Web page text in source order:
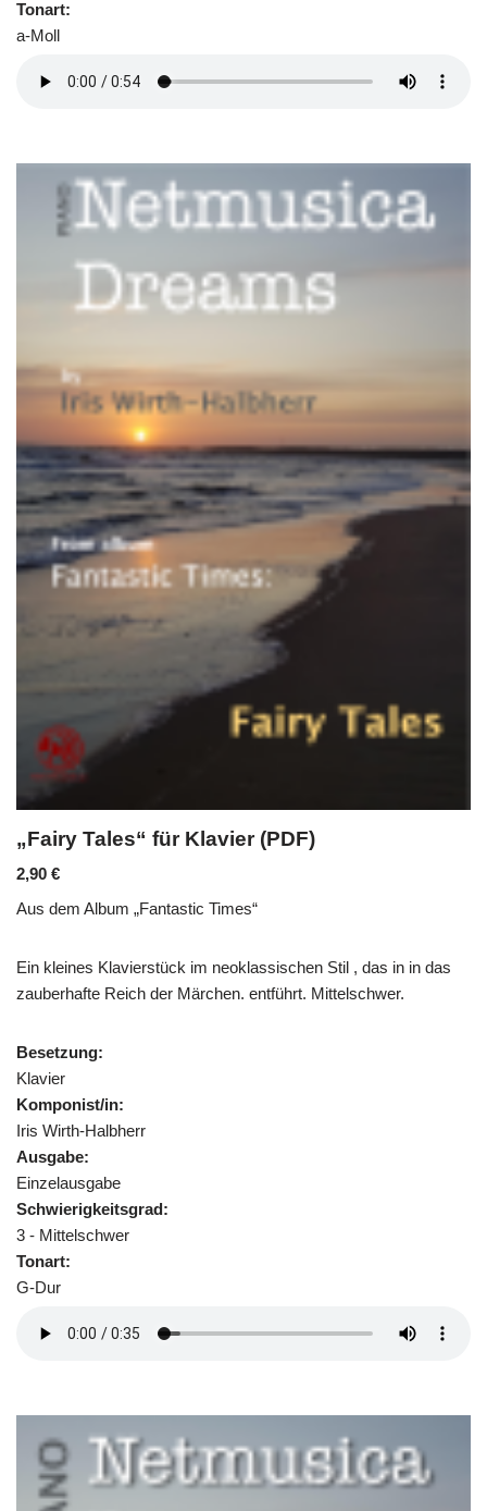
Tonart:
a-Moll
„Fairy Tales“ für Klavier (PDF)
2,90 €
Aus dem Album „Fantastic Times“
Ein kleines Klavierstück im neoklassischen Stil , das in in das
zauberhafte Reich der Märchen. entführt. Mittelschwer.
Besetzung:
Klavier
Komponist/in:
Iris Wirth-Halbherr
Ausgabe:
Einzelausgabe
Schwierigkeitsgrad:
3 - Mittelschwer
Tonart:
G-Dur